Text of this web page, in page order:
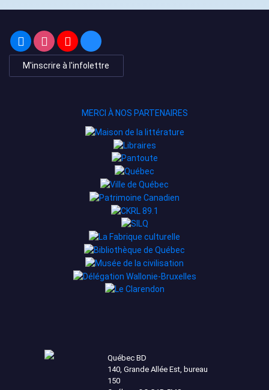
M'inscrire à l'infolettre
MERCI À NOS PARTENAIRES
Québec BD
140, Grande Allée Est, bureau
150